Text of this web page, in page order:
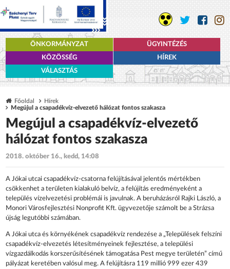
ÖNKORMÁNYZAT
ÜGYINTÉZÉS
KÖZÖSSÉG
HÍREK
VÁLASZTÁS
Főoldal
Hírek
Megújul a csapadékvíz-elvezető hálózat fontos szakasza
Megújul a csapadékvíz-elvezető
hálózat fontos szakasza
2018. október 16., kedd, 14:08
A Jókai utcai csapadékvíz-csatorna felújí­tásával jelentős mértékben
csökkenhet a te­rületen kialakuló belvíz, a felújítás eredmé­nyeként a
település vízelvezetési problémái is javulnak. A beruházásról Rajki László, a
Mo­nori Városfejlesztési Nonprofit Kft. ügyveze­tője számolt be a Strázsa
újság legutóbbi számában.
A Jókai utca és környékének csapadékvíz rendezése a „Települések felszíni
csapa­dékvíz-elvezetés létesítményeinek fejlesztése, a települési
vízgazdálkodás korszerűsítésé­nek támogatása Pest megye területén” című
pályázat keretében valósul meg. A fel­újításra 119 millió 999 ezer 439